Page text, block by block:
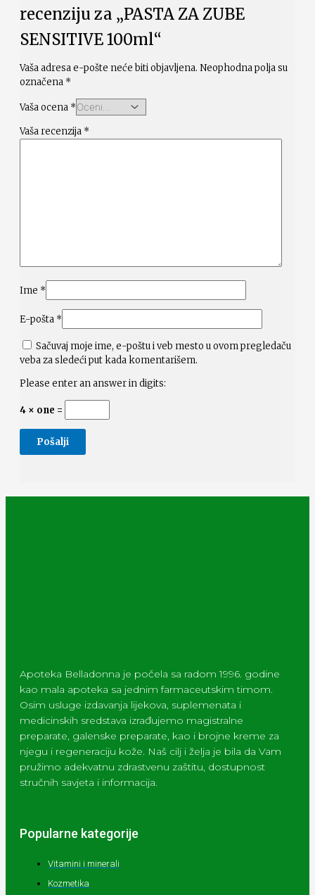
recenziju za „PASTA ZA ZUBE
SENSITIVE 100ml“
Vaša adresa e-pošte neće biti objavljena. Neophodna polja su
označena *
Vaša ocena *
Vaša recenzija *
Ime *
E-pošta *
Sačuvaj moje ime, e-poštu i veb mesto u ovom pregledaču
veba za sledeći put kada komentarišem.
Please enter an answer in digits:
4 × one =
Apoteka Belladonna je počela sa radom 1996. godine
kao mala apoteka sa jednim farmaceutskim timom.
Osim usluge izdavanja lijekova, suplemenata i
medicinskih sredstava izrađujemo magistralne
preparate, galenske preparate, kao i brojne kreme za
njegu i regeneraciju kože. Naš cilj i želja je bila da Vam
pružimo adekvatnu zdrastvenu zaštitu, dostupnost
stručnih savjeta i informacija.
Popularne kategorije
Vitamini i minerali
Kozmetika